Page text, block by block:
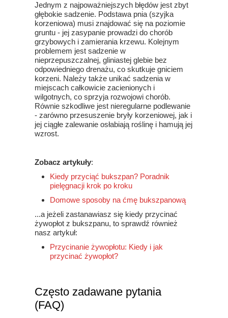
Jednym z najpoważniejszych błędów jest zbyt
głębokie sadzenie. Podstawa pnia (szyjka
korzeniowa) musi znajdować się na poziomie
gruntu - jej zasypanie prowadzi do chorób
grzybowych i zamierania krzewu. Kolejnym
problemem jest sadzenie w
nieprzepuszczalnej, gliniastej glebie bez
odpowiedniego drenażu, co skutkuje gniciem
korzeni. Należy także unikać sadzenia w
miejscach całkowicie zacienionych i
wilgotnych, co sprzyja rozwojowi chorób.
Równie szkodliwe jest nieregularne podlewanie
- zarówno przesuszenie bryły korzeniowej, jak i
jej ciągłe zalewanie osłabiają roślinę i hamują jej
wzrost.
Zobacz artykuły:
Kiedy przyciąć bukszpan? Poradnik
pielęgnacji krok po kroku
Domowe sposoby na ćmę bukszpanową
...a jeżeli zastanawiasz się kiedy przycinać
żywopłot z bukszpanu, to sprawdź również
nasz artykuł:
Przycinanie żywopłotu: Kiedy i jak
przycinać żywopłot?
Często zadawane pytania
(FAQ)